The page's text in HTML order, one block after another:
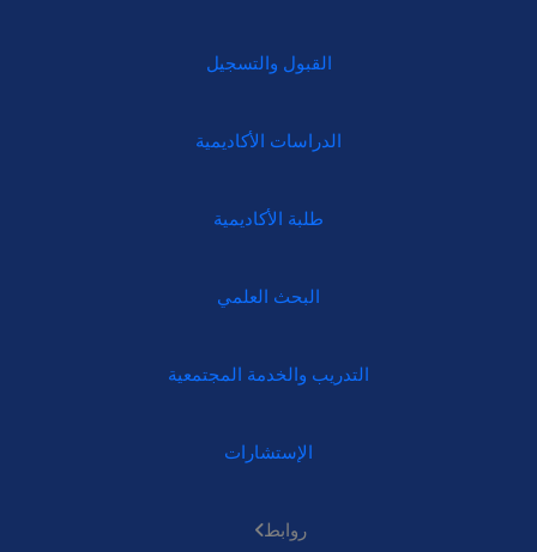
القبول والتسجيل
الدراسات الأكاديمية
طلبة الأكاديمية
البحث العلمي
التدريب والخدمة المجتمعية
الإستشارات
روابط